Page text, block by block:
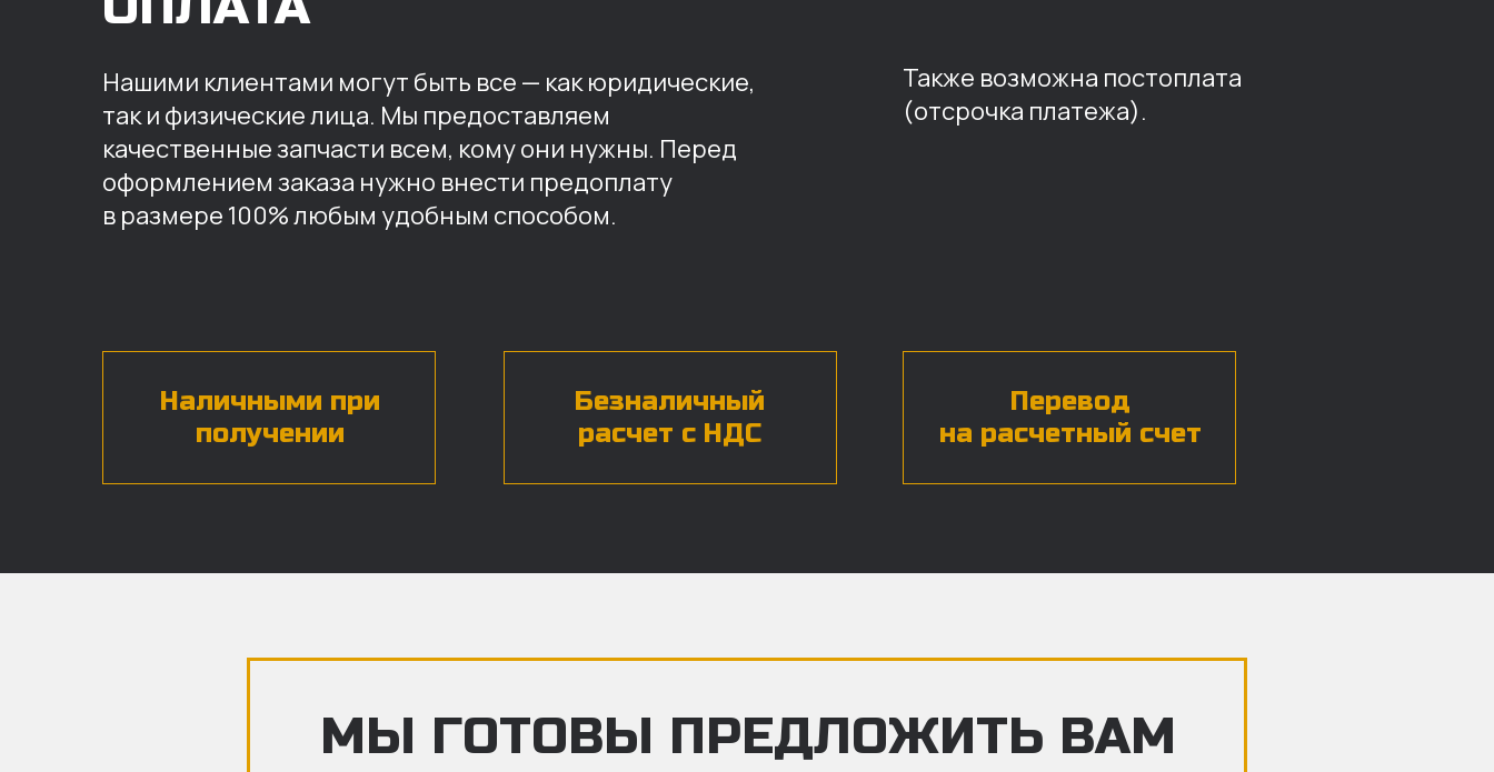
Наличными при
получении
Безналичный
расчет с НДС
Перевод
на расчетный счет
Нашими клиентами могут быть все — как юридические,
так и физические лица. Мы предоставляем
качественные запчасти всем, кому они нужны. Перед
оформлением заказа нужно внести предоплату
в размере 100% любым удобным способом.
Также возможна постоплата
(отсрочка платежа).
МЫ ГОТОВЫ ПРЕДЛОЖИТЬ ВАМ